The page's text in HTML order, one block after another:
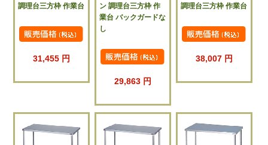
調理台三方枠 作業台
31,455 円
ン 調理台三方枠 作
業台 バックガードな
し
29,863 円
調理台三方枠 作業台
38,007 円